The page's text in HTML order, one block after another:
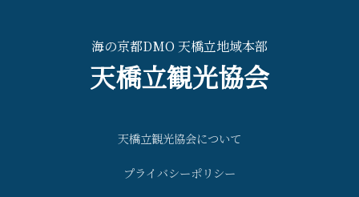
海の京都DMO 天橋立地域本部
天橋立観光協会
天橋立観光協会について
プライバシーポリシー